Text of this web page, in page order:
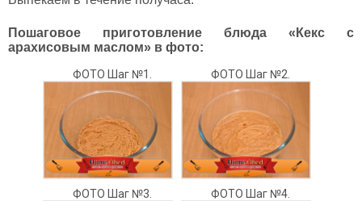
Пошаговое приготовление блюда «Кекс с
арахисовым маслом» в фото:
ФОТО Шаг №1. ФОТО Шаг №2.
ФОТО Шаг №3. ФОТО Шаг №4.